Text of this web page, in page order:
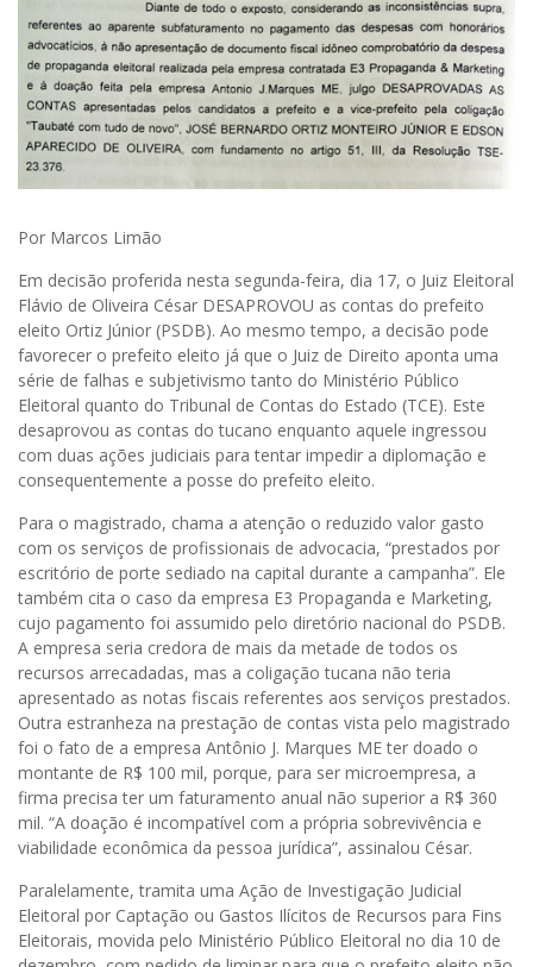
Por Marcos Limão
Em decisão proferida nesta segunda-feira, dia 17, o Juiz Eleitoral
Flávio de Oliveira César DESAPROVOU as contas do prefeito
eleito Ortiz Júnior (PSDB). Ao mesmo tempo, a decisão pode
favorecer o prefeito eleito já que o Juiz de Direito aponta uma
série de falhas e subjetivismo tanto do Ministério Público
Eleitoral quanto do Tribunal de Contas do Estado (TCE). Este
desaprovou as contas do tucano enquanto aquele ingressou
com duas ações judiciais para tentar impedir a diplomação e
consequentemente a posse do prefeito eleito.
Para o magistrado, chama a atenção o reduzido valor gasto
com os serviços de profissionais de advocacia, “prestados por
escritório de porte sediado na capital durante a campanha”. Ele
também cita o caso da empresa E3 Propaganda e Marketing,
cujo pagamento foi assumido pelo diretório nacional do PSDB.
A empresa seria credora de mais da metade de todos os
recursos arrecadadas, mas a coligação tucana não teria
apresentado as notas fiscais referentes aos serviços prestados.
Outra estranheza na prestação de contas vista pelo magistrado
foi o fato de a empresa Antônio J. Marques ME ter doado o
montante de R$ 100 mil, porque, para ser microempresa, a
firma precisa ter um faturamento anual não superior a R$ 360
mil. “A doação é incompatível com a própria sobrevivência e
viabilidade econômica da pessoa jurídica”, assinalou César.
Paralelamente, tramita uma Ação de Investigação Judicial
Eleitoral por Captação ou Gastos Ilícitos de Recursos para Fins
Eleitorais, movida pelo Ministério Público Eleitoral no dia 10 de